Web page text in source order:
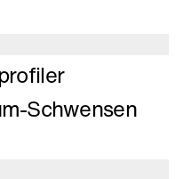
Schwensen